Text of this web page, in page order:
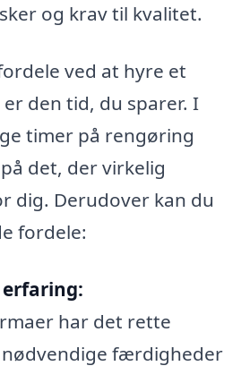
og krav til kvalitet.
ved at hyre et
den tid, du sparer. I
timer på rengøring
det, der virkelig
dig. Derudover kan du
fordele:
erfaring:
har det rette
færdigheder